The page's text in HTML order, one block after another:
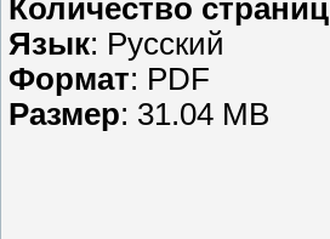
Количество страниц
Язык: Русский
Формат: PDF
Размер: 31.04 MB